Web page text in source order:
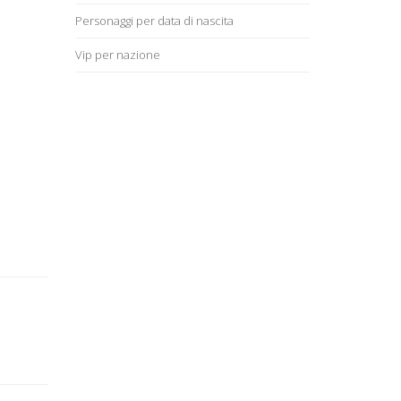
Personaggi per data di nascita
Vip per nazione